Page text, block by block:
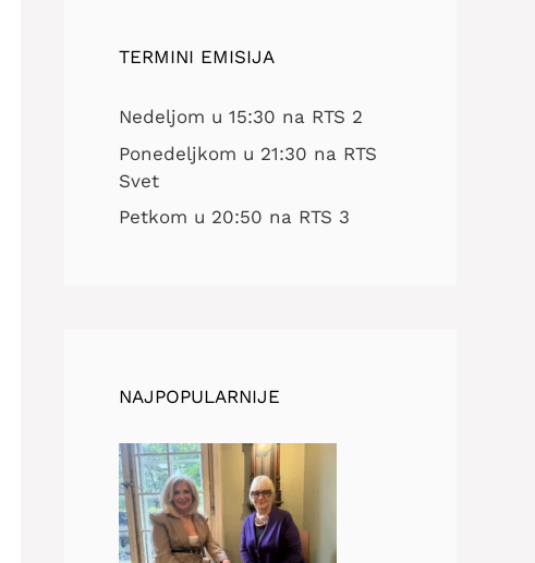
TERMINI EMISIJA
Nedeljom u 15:30 na RTS 2
Ponedeljkom u 21:30 na RTS
Svet
Petkom u 20:50 na RTS 3
NAJPOPULARNIJE